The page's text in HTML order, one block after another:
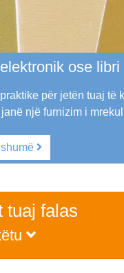
ose libri
për jetën tuaj të
një furnizim i
tuaj falas